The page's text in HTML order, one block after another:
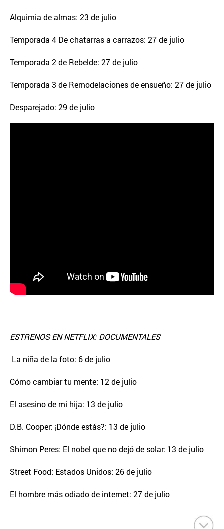
Alquimia de almas: 23 de julio
Temporada 4 De chatarras a carrazos: 27 de julio
Temporada 2 de Rebelde: 27 de julio
Temporada 3 de Remodelaciones de ensueño: 27 de julio
Desparejado: 29 de julio
ESTRENOS EN NETFLIX: DOCUMENTALES
La niña de la foto: 6 de julio
Cómo cambiar tu mente: 12 de julio
El asesino de mi hija: 13 de julio
D.B. Cooper: ¡Dónde estás?: 13 de julio
Shimon Peres: El nobel que no dejó de solar: 13 de julio
Street Food: Estados Unidos: 26 de julio
El hombre más odiado de internet: 27 de julio